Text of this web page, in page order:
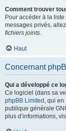
Comment trouver
Pour accéder à la
messages privés,
fichiers joints.
Haut
Concernant
Qui a développé ce
Ce logiciel (dans sa
phpBB Limited , qui en
publique générale
plus d’informations,